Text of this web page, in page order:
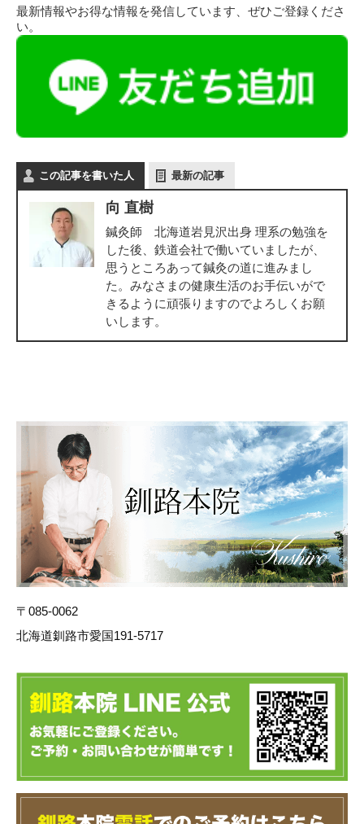
最新情報やお得な情報を発信しています、ぜひご登録くださ
い。
この記事を書いた人 最新の記事
向 直樹
鍼灸師 北海道岩見沢出身 理系の勉強を
した後、鉄道会社で働いていましたが、
思うところあって鍼灸の道に進みまし
た。みなさまの健康生活のお手伝いがで
きるように頑張りますのでよろしくお願
いします。
〒085-0062
北海道釧路市愛国191-5717